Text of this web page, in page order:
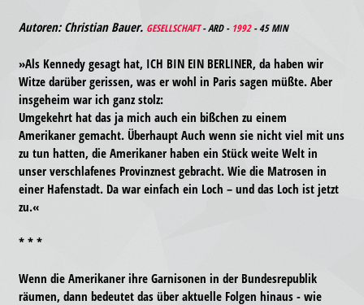
Autoren: Christian Bauer. GESELLSCHAFT- ARD - 1992- 45 MIN
»Als Kennedy gesagt hat, ICH BIN EIN BERLINER, da haben wir
Witze darüber gerissen, was er wohl in Paris sagen müßte. Aber
insgeheim war ich ganz stolz:
Umgekehrt hat das ja mich auch ein bißchen zu einem
Amerikaner gemacht. Überhaupt Auch wenn sie nicht viel mit uns
zu tun hatten, die Amerikaner haben ein Stück weite Welt in
unser verschlafenes Provinznest gebracht. Wie die Matrosen in
einer Hafenstadt. Da war einfach ein Loch – und das Loch ist jetzt
zu.«
* * *
Wenn die Amerikaner ihre Garnisonen in der Bundesrepublik
räumen, dann bedeutet das über aktuelle Folgen hinaus - wie